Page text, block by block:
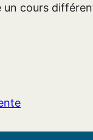
un cours